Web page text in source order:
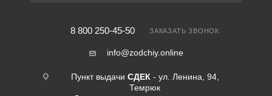
8 800 250-45-50 ЗАКАЗАТЬ ЗВОНОК
info@zodchiy.online
Пункт выдачи СДЕК- ул. Ленина, 94,
Темрюк